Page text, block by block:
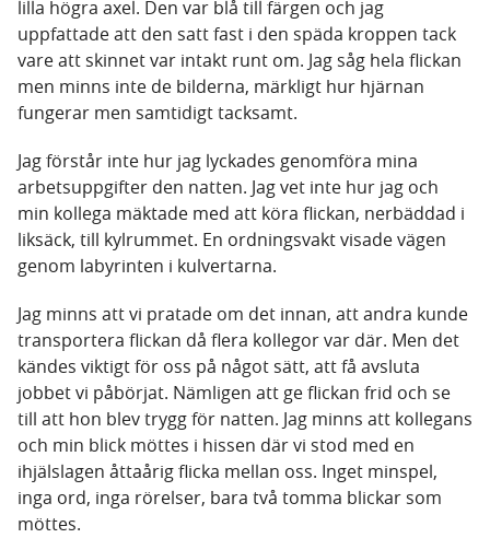
lilla högra axel. Den var blå till färgen och jag
uppfattade att den satt fast i den späda kroppen tack
vare att skinnet var intakt runt om. Jag såg hela flickan
men minns inte de bilderna, märkligt hur hjärnan
fungerar men samtidigt tacksamt.
Jag förstår inte hur jag lyckades genomföra mina
arbetsuppgifter den natten. Jag vet inte hur jag och
min kollega mäktade med att köra flickan, nerbäddad i
liksäck, till kylrummet. En ordningsvakt visade vägen
genom labyrinten i kulvertarna.
Jag minns att vi pratade om det innan, att andra kunde
transportera flickan då flera kollegor var där. Men det
kändes viktigt för oss på något sätt, att få avsluta
jobbet vi påbörjat. Nämligen att ge flickan frid och se
till att hon blev trygg för natten. Jag minns att kollegans
och min blick möttes i hissen där vi stod med en
ihjälslagen åttaårig flicka mellan oss. Inget minspel,
inga ord, inga rörelser, bara två tomma blickar som
möttes.